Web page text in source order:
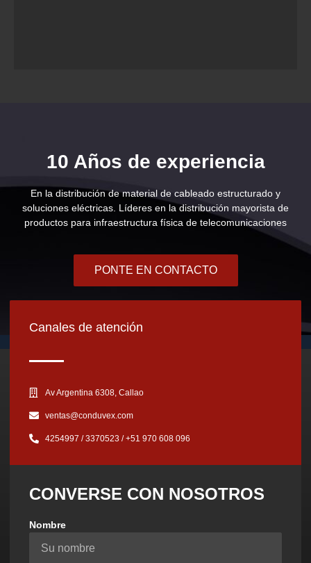
10 Años de experiencia
En la distribución de material de cableado estructurado y
soluciones eléctricas. Líderes en la distribución mayorista de
productos para infraestructura física de telecomunicaciones
PONTE EN CONTACTO
Canales de atención
Av Argentina 6308, Callao
ventas@conduvex.com
4254997 / 3370523 / ‪+51 970 608 096‬
CONVERSE CON NOSOTROS
Nombre